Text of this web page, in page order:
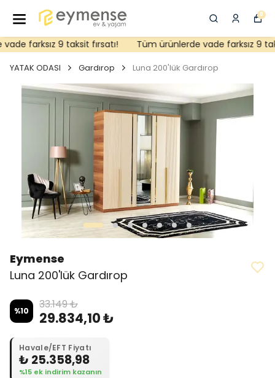
0
farksız 9 taksit fırsatı! Tüm ürünlerde vade farksız 9
YATAK ODASI Gardırop Luna 200'lük Gardırop
Eymense
Luna 200'lük Gardırop
%10 33.149 ₺
29.834,10 ₺
Havale/EFT Fiyatı
₺ 25.358,98
%15 ek indirim kazanın